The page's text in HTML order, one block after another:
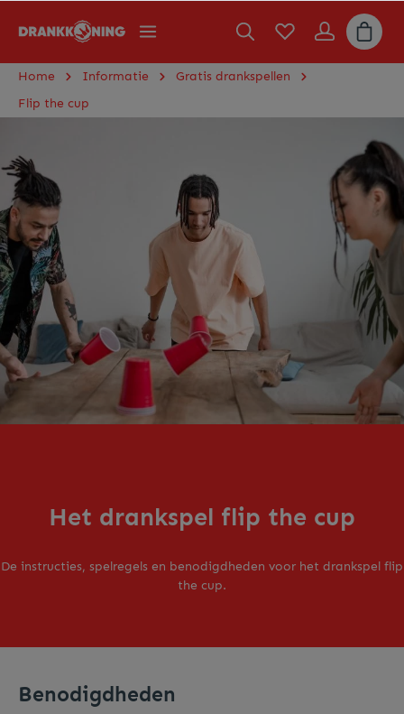
Home Informatie
Gratis drankspellen
Flip the cup
Het drankspel flip the cup
De instructies, spelregels en benodigdheden voor het drankspel flip
the cup.
Benodigdheden